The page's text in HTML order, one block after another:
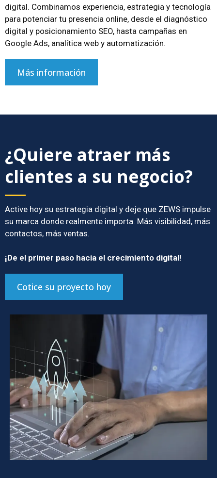
digital. Combinamos experiencia, estrategia y tecnología
para potenciar tu presencia online, desde el diagnóstico
digital y posicionamiento SEO, hasta campañas en
Google Ads, analítica web y automatización.
Más información
¿Quiere atraer más
clientes a su negocio?
Active hoy su estrategia digital y deje que ZEWS impulse
su marca donde realmente importa. Más visibilidad, más
contactos, más ventas.
¡De el primer paso hacia el crecimiento digital!
Cotice su proyecto hoy